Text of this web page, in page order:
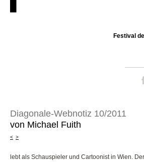
Festival
Diagonale-Webnotiz 10/2011
von Michael Fuith
< >
lebt als Schauspieler und Cartoonist in Wien.